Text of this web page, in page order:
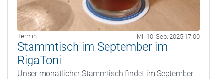
Termin Mi. 10. Sep. 2025 17:00
Stammtisch im September im
RigaToni
Unser monatlicher Stammtisch findet im September